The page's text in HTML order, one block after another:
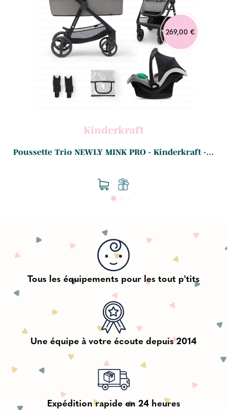
269,00 €
Kinderkraft
Poussette Trio NEWLY MINK PRO - Kinderkraft -...
Tous les équipements pour les tout p'tits
Une équipe à votre écoute depuis 2014
Expédition rapide en 24 heures